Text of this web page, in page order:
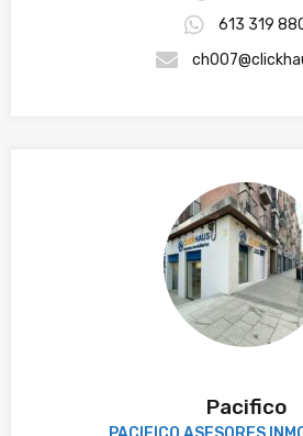
613 319
Pacifico